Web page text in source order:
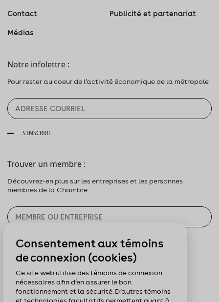
Contact Publicité et partenariat
Médias
Notre infolettre :
Pour rester au coeur de l’activité économique de la métropole
S'INSCRIRE
Trouver un membre :
Découvrez-en plus sur les entreprises et les personnes
membres de la Chambre
CHERCHER
Pour nous suivre :
Consentement aux témoins
de connexion (cookies)
Ce site web utilise des témoins de connexion
nécessaires afin d’en assurer le bon
fonctionnement et la sécurité. D’autres témoins